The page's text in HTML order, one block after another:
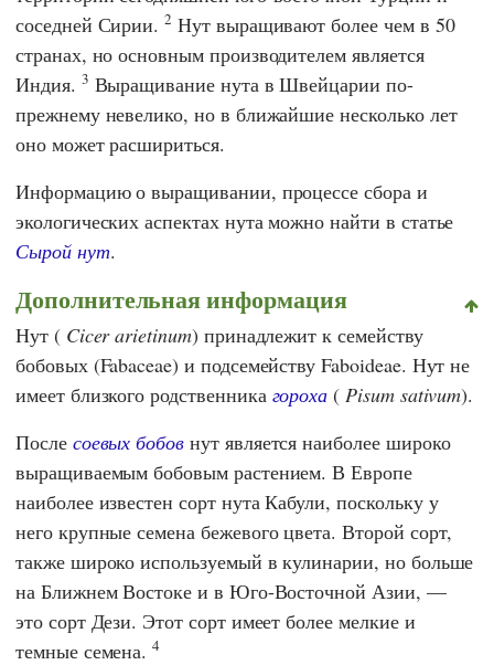
соседней Сирии.2 Нут выращивают более чем в 50
странах, но основным производителем является
Индия. 3 Выращивание нута в Швейцарии по-
прежнему невелико, но в ближайшие несколько лет
оно может расшириться.
Информацию о выращивании, процессе сбора и
экологических аспектах нута можно найти в статье
Сырой нут.
Дополнительная информация
Нут ( Cicer arietinum) принадлежит к семейству
бобовых (Fabaceae) и подсемейству Faboideae. Нут не
имеет близкого родственника гороха ( Pisum sativum).
После соевых бобов нут является наиболее широко
выращиваемым бобовым растением. В Европе
наиболее известен сорт нута Кабули, поскольку у
него крупные семена бежевого цвета. Второй сорт,
также широко используемый в кулинарии, но больше
на Ближнем Востоке и в Юго-Восточной Азии, —
это сорт Дези. Этот сорт имеет более мелкие и
темные семена.4